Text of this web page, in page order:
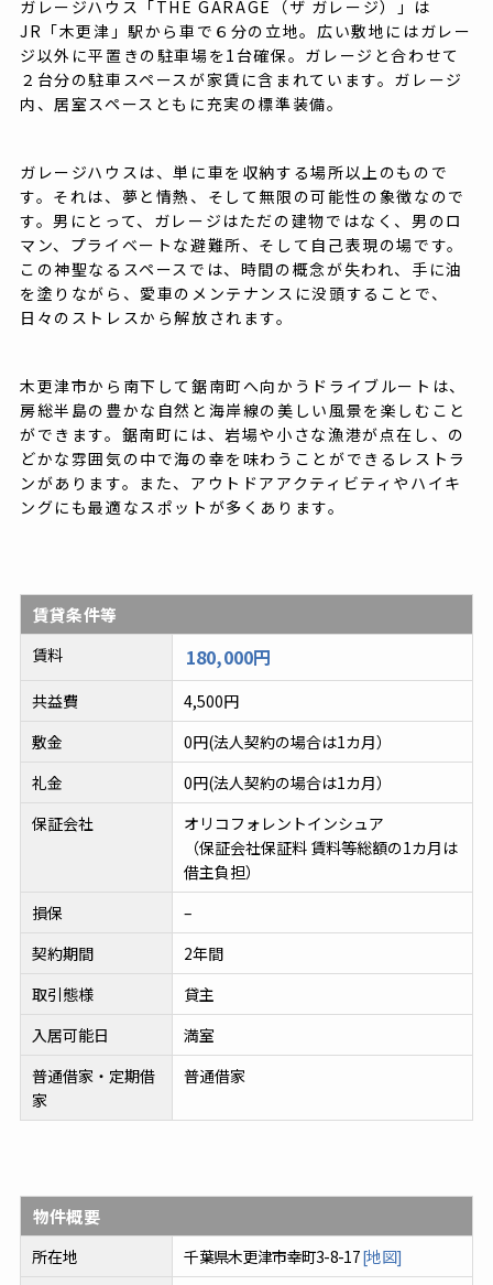
ガレージハウス「THE GARAGE（ザ ガレージ）」は
JR「木更津」駅から車で６分の立地。広い敷地にはガレー
ジ以外に平置きの駐車場を1台確保。ガレージと合わせて
２台分の駐車スペースが家賃に含まれています。ガレージ
内、居室スペースともに充実の標準装備。
ガレージハウスは、単に車を収納する場所以上のもので
す。それは、夢と情熱、そして無限の可能性の象徴なので
す。男にとって、ガレージはただの建物ではなく、男のロ
マン、プライベートな避難所、そして自己表現の場です。
この神聖なるスペースでは、時間の概念が失われ、手に油
を塗りながら、愛車のメンテナンスに没頭することで、
日々のストレスから解放されます。
木更津市から南下して鋸南町へ向かうドライブルートは、
房総半島の豊かな自然と海岸線の美しい風景を楽しむこと
ができます。鋸南町には、岩場や小さな漁港が点在し、の
どかな雰囲気の中で海の幸を味わうことができるレストラ
ンがあります。また、アウトドアアクティビティやハイキ
ングにも最適なスポットが多くあります。
賃貸条件等
賃料 180,000円
共益費
4,500円
敷金
0円(法人契約の場合は1カ月）
礼金
0円(法人契約の場合は1カ月）
保証会社
オリコフォレントインシュア
（保証会社保証料 賃料等総額の1カ月は
借主負担）
損保
–
契約期間
2年間
取引態様
貸主
入居可能日
満室
普通借家・定期借
家
普通借家
物件概要
所在地 千葉県木更津市幸町3-8-17[地図]